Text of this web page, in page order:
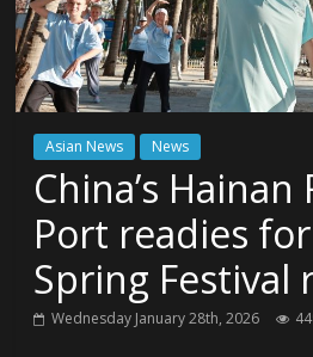
Asian News News
China’s
Port readies
Spring Festival
Wednesday January 28th, 2026